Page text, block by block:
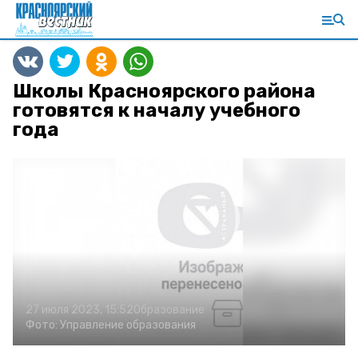
Школы Красноярского района
готовятся к началу учебного
года
27 июля 2023, 15:52Образование
Фото: Управление образования